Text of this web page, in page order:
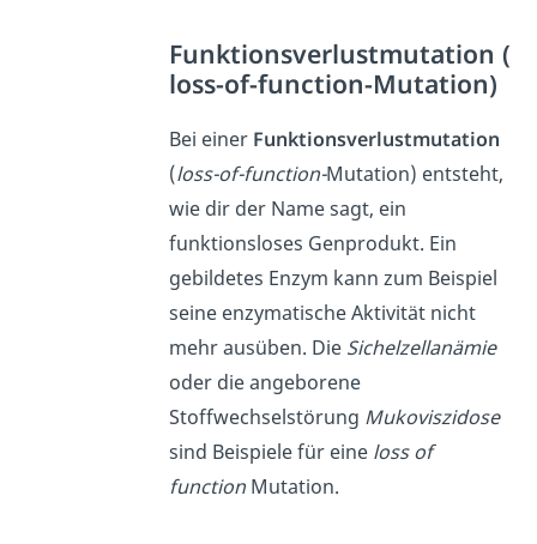
Funktionsverlustmutation (
loss-of-function-Mutation)
Bei einer Funktionsverlustmutation
(loss-of-function-Mutation) entsteht,
wie dir der Name sagt, ein
funktionsloses Genprodukt. Ein
gebildetes Enzym kann zum Beispiel
seine enzymatische Aktivität nicht
mehr ausüben. Die Sichelzellanämie
oder die angeborene
Stoffwechselstörung Mukoviszidose
sind Beispiele für eine loss of
function Mutation.